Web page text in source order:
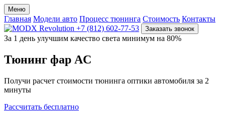
Меню
Главная Модели авто Процесс тюнинга Стоимость Контакты
+7 (812) 602-77-53
Заказать звонок
За 1 день улучшим качество света минимум на 80%
Тюнинг фар AC
Получи расчет стоимости тюнинга оптики автомобиля за 2
минуты
Рассчитать бесплатно